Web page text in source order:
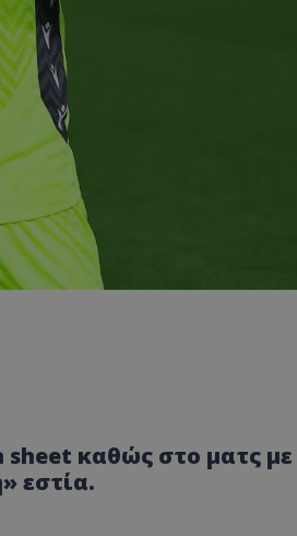
καθώς στο ματς με
εστία.